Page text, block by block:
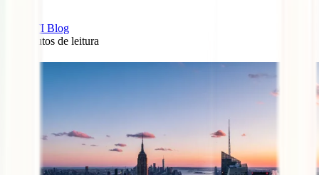
IATI Blog
minutos de leitura